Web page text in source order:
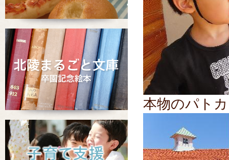
本物のパト